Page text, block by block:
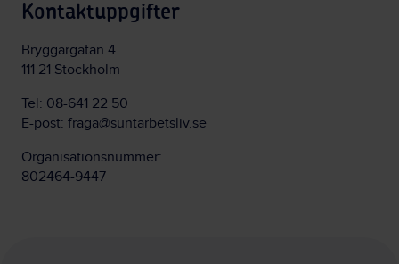
Kontaktuppgifter
Bryggargatan 4
111 21 Stockholm
Tel: 08-641 22 50
E-post: fraga@suntarbetsliv.se
Organisationsnummer:
802464-9447